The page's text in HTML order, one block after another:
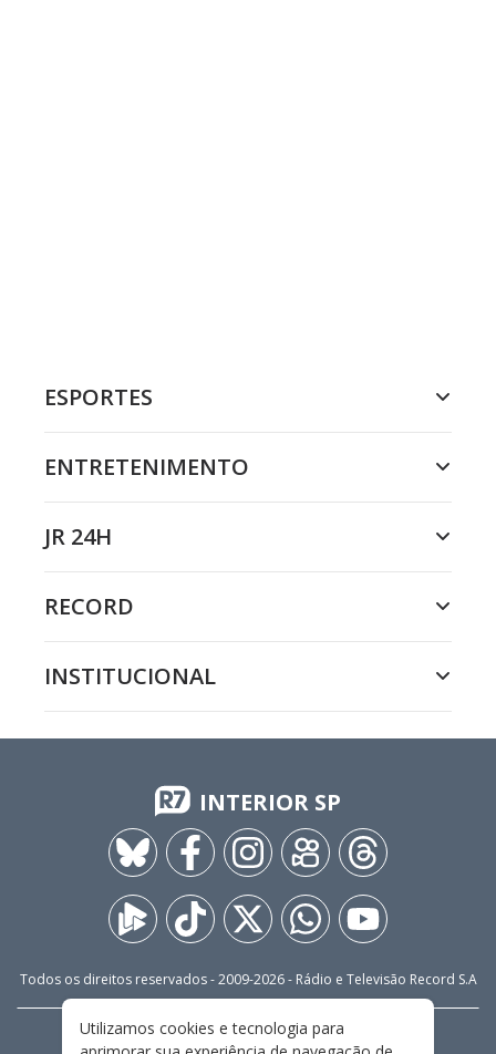
ESPORTES
ENTRETENIMENTO
JR 24H
RECORD
INSTITUCIONAL
INTERIOR SP
Todos os direitos reservados - 2009-2026- Rádio e Televisão Record S.A
FALE CONOSCO PRIVACIDADE
Utilizamos cookies e tecnologia para